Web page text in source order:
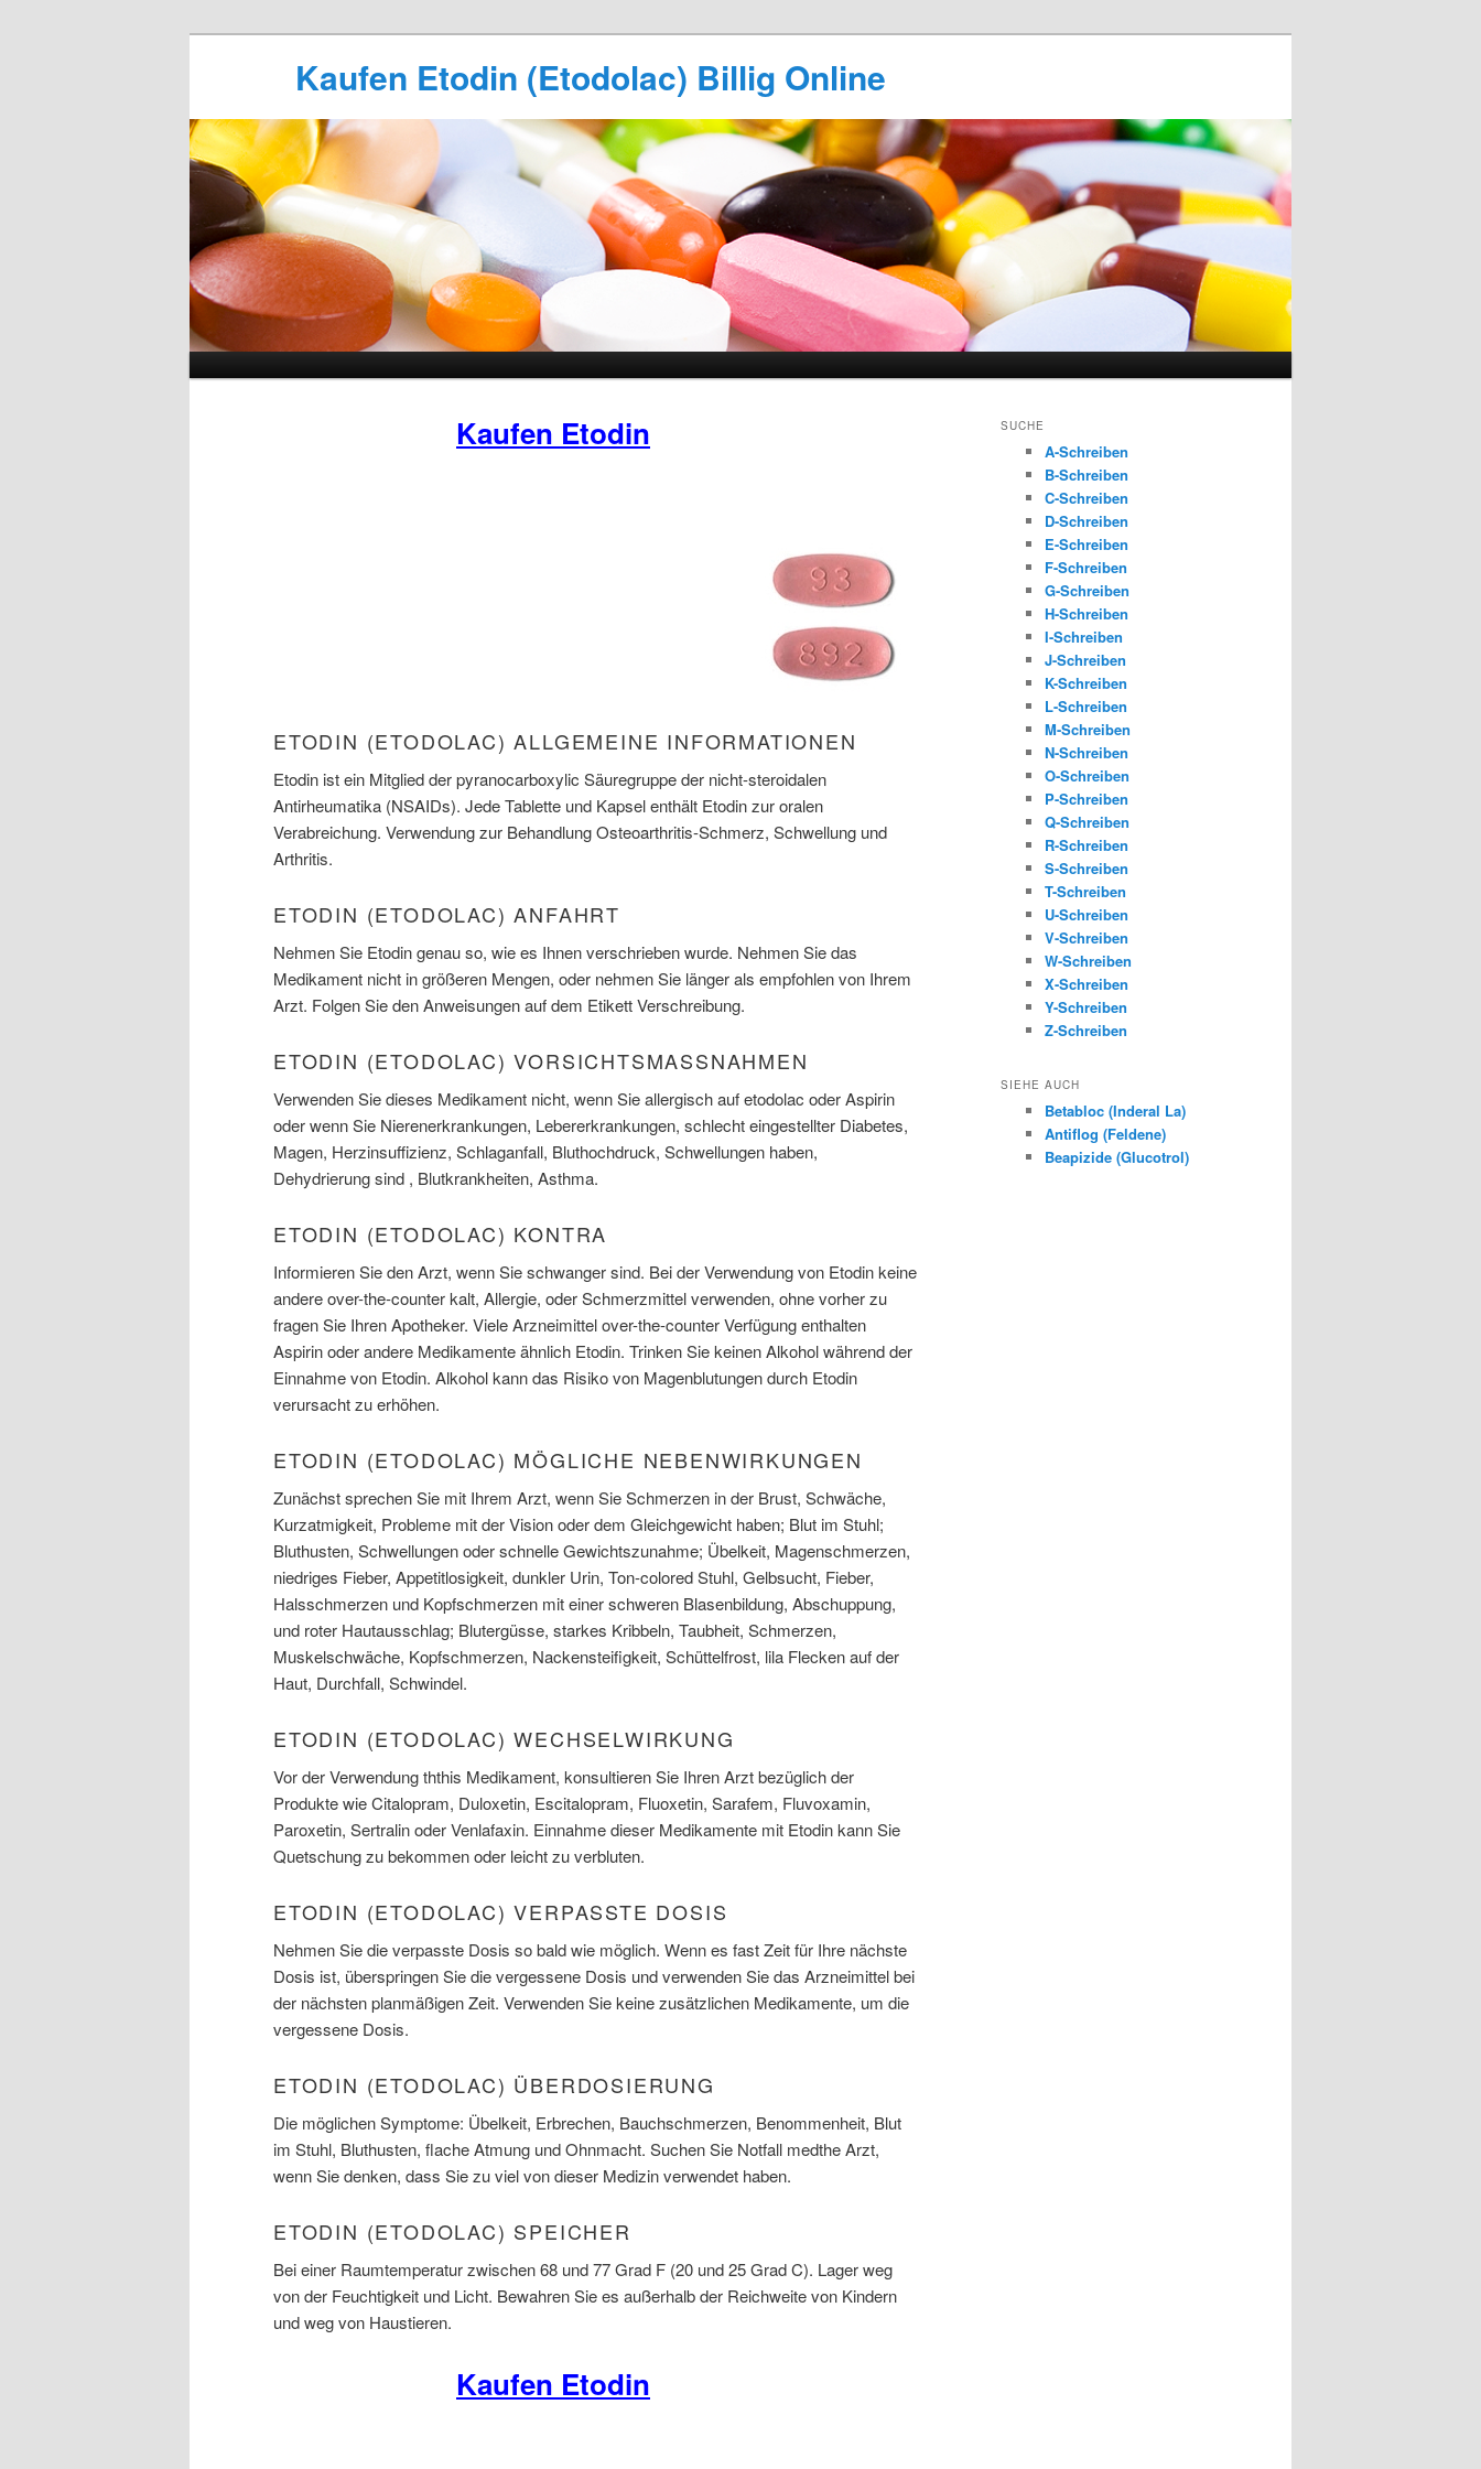
Kaufen Etodin (Etodolac) Billig Online
Kaufen Etodin
ETODIN (ETODOLAC) ALLGEMEINE INFORMATIONEN
Etodin ist ein Mitglied der pyranocarboxylic Säuregruppe der nicht-steroidalen
Antirheumatika (NSAIDs). Jede Tablette und Kapsel enthält Etodin zur oralen
Verabreichung. Verwendung zur Behandlung Osteoarthritis-Schmerz, Schwellung und
Arthritis.
ETODIN (ETODOLAC) ANFAHRT
Nehmen Sie Etodin genau so, wie es Ihnen verschrieben wurde. Nehmen Sie das
Medikament nicht in größeren Mengen, oder nehmen Sie länger als empfohlen von Ihrem
Arzt. Folgen Sie den Anweisungen auf dem Etikett Verschreibung.
ETODIN (ETODOLAC) VORSICHTSMASSNAHMEN
Verwenden Sie dieses Medikament nicht, wenn Sie allergisch auf etodolac oder Aspirin
oder wenn Sie Nierenerkrankungen, Lebererkrankungen, schlecht eingestellter Diabetes,
Magen, Herzinsuffizienz, Schlaganfall, Bluthochdruck, Schwellungen haben,
Dehydrierung sind , Blutkrankheiten, Asthma.
ETODIN (ETODOLAC) KONTRA
Informieren Sie den Arzt, wenn Sie schwanger sind. Bei der Verwendung von Etodin keine
andere over-the-counter kalt, Allergie, oder Schmerzmittel verwenden, ohne vorher zu
fragen Sie Ihren Apotheker. Viele Arzneimittel over-the-counter Verfügung enthalten
Aspirin oder andere Medikamente ähnlich Etodin. Trinken Sie keinen Alkohol während der
Einnahme von Etodin. Alkohol kann das Risiko von Magenblutungen durch Etodin
verursacht zu erhöhen.
ETODIN (ETODOLAC) MÖGLICHE NEBENWIRKUNGEN
Zunächst sprechen Sie mit Ihrem Arzt, wenn Sie Schmerzen in der Brust, Schwäche,
Kurzatmigkeit, Probleme mit der Vision oder dem Gleichgewicht haben; Blut im Stuhl;
Bluthusten, Schwellungen oder schnelle Gewichtszunahme; Übelkeit, Magenschmerzen,
niedriges Fieber, Appetitlosigkeit, dunkler Urin, Ton-colored Stuhl, Gelbsucht, Fieber,
Halsschmerzen und Kopfschmerzen mit einer schweren Blasenbildung, Abschuppung,
und roter Hautausschlag; Blutergüsse, starkes Kribbeln, Taubheit, Schmerzen,
Muskelschwäche, Kopfschmerzen, Nackensteifigkeit, Schüttelfrost, lila Flecken auf der
Haut, Durchfall, Schwindel.
ETODIN (ETODOLAC) WECHSELWIRKUNG
Vor der Verwendung ththis Medikament, konsultieren Sie Ihren Arzt bezüglich der
Produkte wie Citalopram, Duloxetin, Escitalopram, Fluoxetin, Sarafem, Fluvoxamin,
Paroxetin, Sertralin oder Venlafaxin. Einnahme dieser Medikamente mit Etodin kann Sie
Quetschung zu bekommen oder leicht zu verbluten.
ETODIN (ETODOLAC) VERPASSTE DOSIS
Nehmen Sie die verpasste Dosis so bald wie möglich. Wenn es fast Zeit für Ihre nächste
Dosis ist, überspringen Sie die vergessene Dosis und verwenden Sie das Arzneimittel bei
der nächsten planmäßigen Zeit. Verwenden Sie keine zusätzlichen Medikamente, um die
vergessene Dosis.
ETODIN (ETODOLAC) ÜBERDOSIERUNG
Die möglichen Symptome: Übelkeit, Erbrechen, Bauchschmerzen, Benommenheit, Blut
im Stuhl, Bluthusten, flache Atmung und Ohnmacht. Suchen Sie Notfall medthe Arzt,
wenn Sie denken, dass Sie zu viel von dieser Medizin verwendet haben.
ETODIN (ETODOLAC) SPEICHER
Bei einer Raumtemperatur zwischen 68 und 77 Grad F (20 und 25 Grad C). Lager weg
von der Feuchtigkeit und Licht. Bewahren Sie es außerhalb der Reichweite von Kindern
und weg von Haustieren.
Kaufen Etodin
SUCHE
A-Schreiben
B-Schreiben
C-Schreiben
D-Schreiben
E-Schreiben
F-Schreiben
G-Schreiben
H-Schreiben
I-Schreiben
J-Schreiben
K-Schreiben
L-Schreiben
M-Schreiben
N-Schreiben
O-Schreiben
P-Schreiben
Q-Schreiben
R-Schreiben
S-Schreiben
T-Schreiben
U-Schreiben
V-Schreiben
W-Schreiben
X-Schreiben
Y-Schreiben
Z-Schreiben
SIEHE AUCH
Betabloc (Inderal La)
Antiflog (Feldene)
Beapizide (Glucotrol)